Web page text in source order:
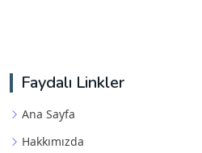
Faydalı Linkler
Ana Sayfa
Hakkımızda